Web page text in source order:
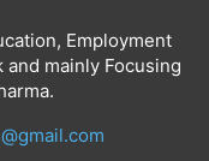
Employment
mainly Focusing